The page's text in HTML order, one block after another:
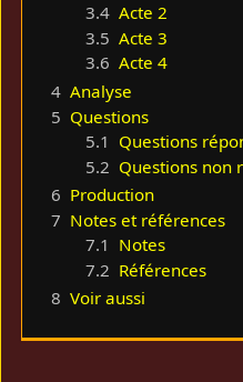
3.4 Acte 2
3.5 Acte 3
3.6 Acte 4
4 Analyse
5 Questions
5.1 Questions
5.2 Questions non
6 Production
7 Notes et références
7.1 Notes
7.2 Références
8 Voir aussi